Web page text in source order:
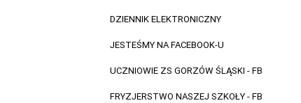
DZIENNIK ELEKTRONICZNY
JESTEŚMY NA FACEBOOK-U
UCZNIOWIE ZS GORZÓW ŚLĄSKI - FB
FRYZJERSTWO NASZEJ SZKOŁY - FB